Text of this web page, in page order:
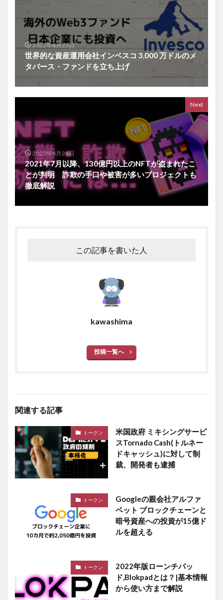
2022年8月23日
世界的な資産運用会社インベスコ 3,000 万ドルのメ
タバース・ファンドを立ち上げ
Next
2022年8月26日
2021年7月以降、130億円以上のNFTが盗まれたこ
とが判明 詐欺の手口や被害が多いプロジェクトも
徹底解説
この記事を書いた人
kawashima
投稿一覧へ
関連する記事
トークン
米国政府 ミキシングサービ
スTornado Cash(トルネー
ドキャッシュ)に対して制
裁、開発者も逮捕
トークン
Googleの親会社アルファ
ベット ブロックチェーンと
暗号資産への投資が15億ド
ルを超える
トークン
2022年版ローンチパッ
ド,Blokpadとは？|基本情報
から使い方まで解説